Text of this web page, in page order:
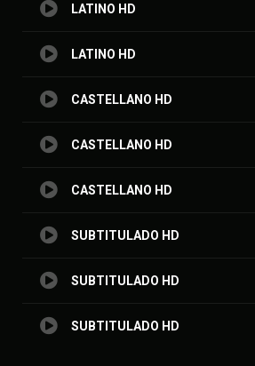
LATINO HD
LATINO HD
CASTELLANO HD
CASTELLANO HD
CASTELLANO HD
SUBTITULADO HD
SUBTITULADO HD
SUBTITULADO HD